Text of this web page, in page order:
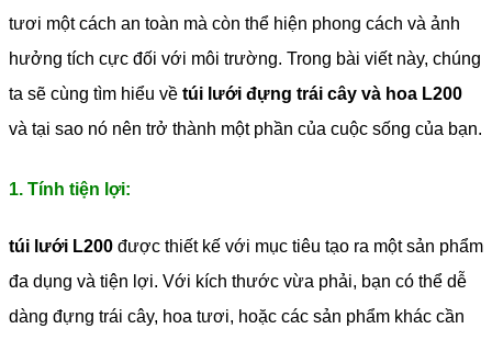
tươi một cách an toàn mà còn thể hiện phong cách và ảnh
hưởng tích cực đối với môi trường. Trong bài viết này, chúng
ta sẽ cùng tìm hiểu về túi lưới đựng trái cây và hoa L200
và tại sao nó nên trở thành một phần của cuộc sống của bạn.
1. Tính tiện lợi:
túi lưới L200 được thiết kế với mục tiêu tạo ra một sản phẩm
đa dụng và tiện lợi. Với kích thước vừa phải, bạn có thể dễ
dàng đựng trái cây, hoa tươi, hoặc các sản phẩm khác cần